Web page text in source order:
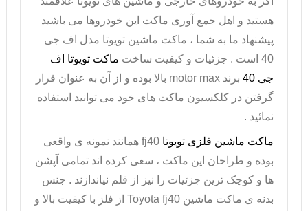
هستید و اهل جمع آوری ماکت این خودروها می باشید
پیشنهاد ما به شما ، ماکت ماشین تویوتا مدل اف جی
40 است . جزئیات و کیفیت ساخت ماکت تویوتا اف
جی 40
برند motor max بالا بوده و از آن به عنوان قرار
گرفتن در کلکسیون ماکت های خود می توانید استفاده
نمائید .
ماکت ماشین فلزی تویوتا fj40 همانند نمونه ی واقعی
بوده و طراحان این ماکت ، سعی کرده اند تمامی آپشن
ها و کوچک ترین جزئیات را نیز از قلم نیاندازند . جنس
بدنه ی ماکت ماشین Toyota fj40 از فلز با کیفیت بالا و